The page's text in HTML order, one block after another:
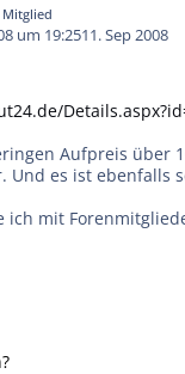
Mitglied
um 19:2511. Sep 2008
Aufpreis über
Und es ist ebenfalls
ich mit